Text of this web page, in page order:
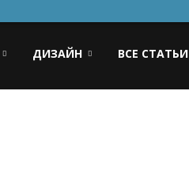
ДИЗАЙН ВСЕ СТАТЬИ